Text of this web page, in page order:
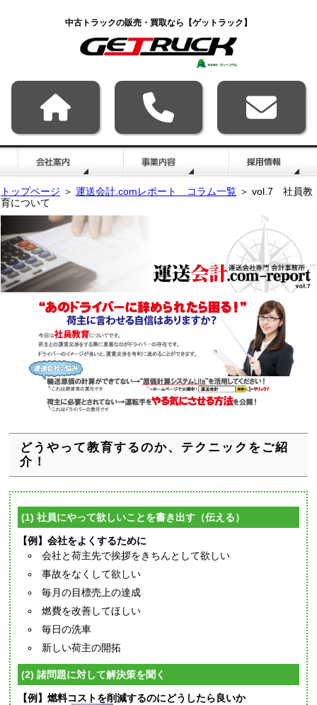
中古トラックの販売・買取なら【ゲットラック】
トップページ ＞ 運送会計.comレポート コラム一覧 ＞ vol.7 社員教
育について
どうやって教育するのか、テクニックをご紹
介！
(1) 社員にやって欲しいことを書き出す（伝える）
【例】会社をよくするために
会社と荷主先で挨拶をきちんとして欲しい
事故をなくして欲しい
毎月の目標売上の達成
燃費を改善してほしい
毎日の洗車
新しい荷主の開拓
(2) 諸問題に対して解決策を聞く
【例】燃料コストを削減するのにどうしたら良いか